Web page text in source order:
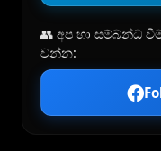
👥 අප හා සම්බන්ධ
වන්න: